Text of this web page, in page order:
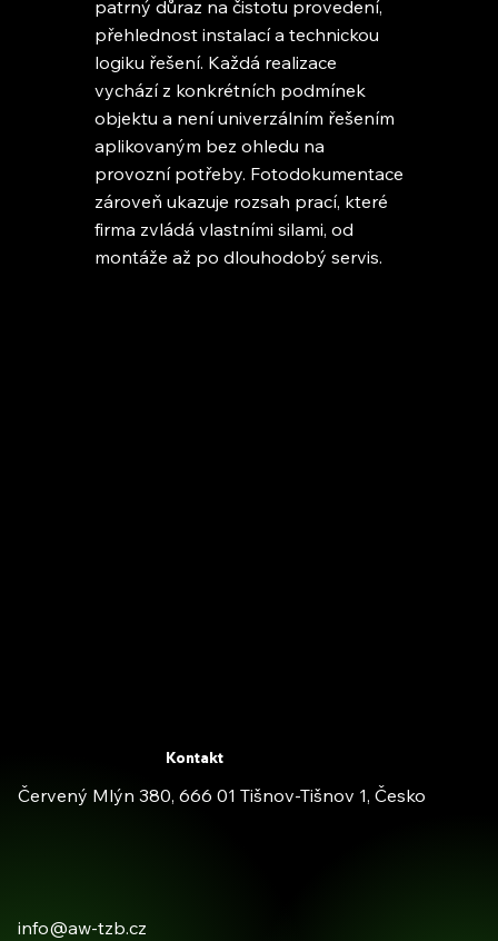
Kontakt
Červený Mlýn 380, 666 01 Tišnov-Tišnov 1, Česko
info@aw-tzb.cz
patrný důraz na čistotu provedení,
přehlednost instalací a technickou
logiku řešení. Každá realizace
vychází z konkrétních podmínek
objektu a není univerzálním řešením
aplikovaným bez ohledu na
provozní potřeby. Fotodokumentace
zároveň ukazuje rozsah prací, které
firma zvládá vlastními silami, od
montáže až po dlouhodobý servis.